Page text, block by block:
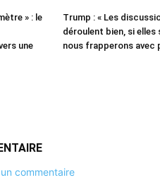
» : le
une
Trump : « Les
déroulent bien, si elles
nous frapperons avec
commentaire